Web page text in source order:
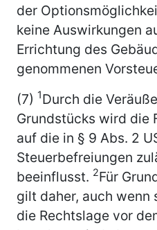
der
keine Auswirkungen
Errichtung des
genommenen
(7) 1Durch die
Grundstücks wird die
auf die in § 9 Abs. 2
Steuerbefreiungen
beeinflusst. 2Für
gilt daher, auch wenn
die Rechtslage vor